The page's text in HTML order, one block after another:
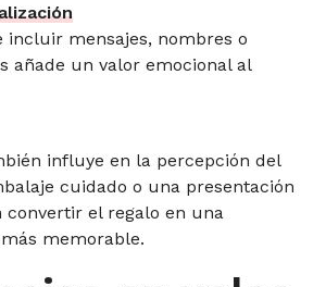
incluir mensajes, nombres o
añade un valor emocional al
influye en la percepción del
cuidado o una presentación
convertir el regalo en una
memorable.